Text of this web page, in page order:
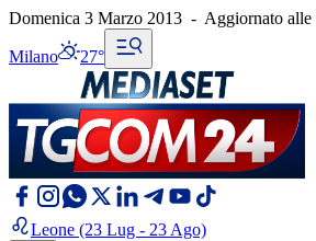
Domenica 3 Marzo 2013 - Aggiornato alle
Milano 27°
Leone (23 Lug - 23 Ago)